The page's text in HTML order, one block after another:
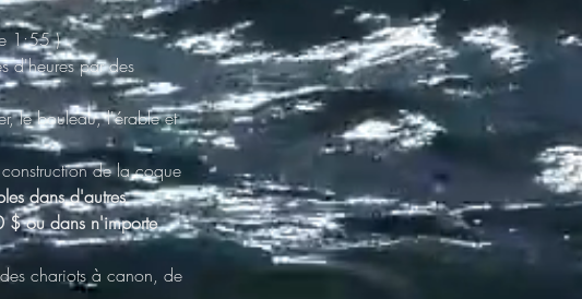
1:55 )
d'heures par des
le bouleau, l'érable et
de la coque
dans d'autres
$ ou dans n'importe
chariots à canon, de